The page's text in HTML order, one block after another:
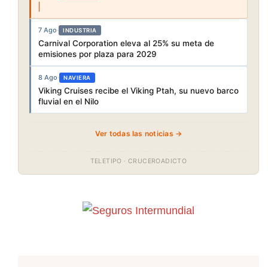
7 Ago· INDUSTRIA
Carnival Corporation eleva al 25% su meta de
emisiones por plaza para 2029
8 Ago· NAVIERA
Viking Cruises recibe el Viking Ptah, su nuevo barco
fluvial en el Nilo
Ver todas las noticias →
TELETIPO · CRUCEROADICTO